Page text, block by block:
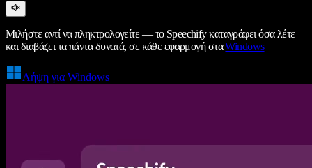
Μιλήστε αντί να πληκτρολογείτε — το Speechify καταγράφει όσα λέτε
και διαβάζει τα πάντα δυνατά, σε κάθε εφαρμογή σταWindows
Λήψη για Windows